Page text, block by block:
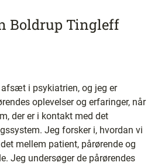
Boldrup Tingleff
i psykiatrien, og jeg er
oplevelser og erfaringer, når
der er i kontakt med det
Jeg forsker i, hvordan vi
mellem patient, pårørende og
Jeg undersøger de pårørendes